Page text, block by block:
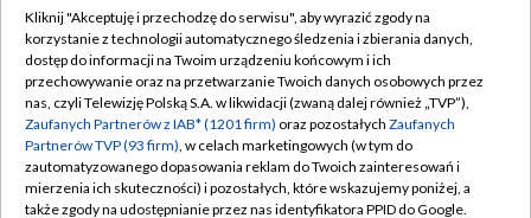
TVP
Abonament TVP
Emisja w TVP
Centrum informacji TVP
Naziemna Telewizja Cyfrowa
Regulamin TVP
Polityka prywatności
Moje zgody
Pomoc
Kliknij "Akceptuję i przechodzę do serwisu", aby wyrazić zgody na
korzystanie z technologii automatycznego śledzenia i zbierania danych,
dostęp do informacji na Twoim urządzeniu końcowym i ich
przechowywanie oraz na przetwarzanie Twoich danych osobowych przez
nas, czyli Telewizję Polską S.A. w likwidacji (zwaną dalej również „TVP”),
Zaufanych Partnerów z IAB* (1201 firm) oraz pozostałych Zaufanych
Partnerów TVP (93 firm), w celach marketingowych (w tym do
zautomatyzowanego dopasowania reklam do Twoich zainteresowań i
mierzenia ich skuteczności) i pozostałych, które wskazujemy poniżej, a
także zgody na udostępnianie przez nas identyfikatora PPID do Google.